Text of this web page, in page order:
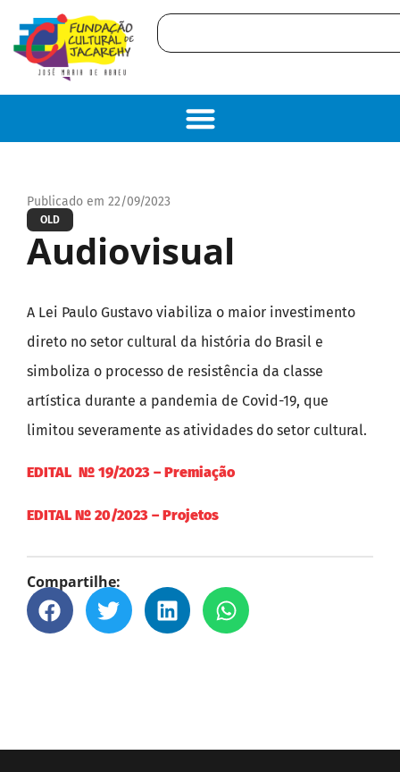
Publicado em 22/09/2023
OLD
Audiovisual
A Lei Paulo Gustavo viabiliza o maior investimento
direto no setor cultural da história do Brasil e
simboliza o processo de resistência da classe
artística durante a pandemia de Covid-19, que
limitou severamente as atividades do setor cultural.
EDITAL Nº 19/2023 – Premiação
EDITAL Nº 20/2023 – Projetos
Compartilhe: